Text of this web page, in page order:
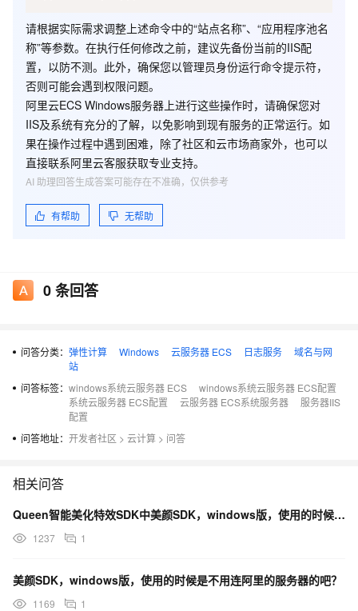
商家寻求帮助。
请根据实际需求调整上述命令中的“站点名称”、“应用程序池名
称”等参数。在执行任何修改之前，建议先备份当前的IIS配
置，以防不测。此外，确保您以管理员身份运行命令提示符，
否则可能会遇到权限问题。
阿里云ECS Windows服务器上进行这些操作时，请确保您对
IIS及系统有充分的了解，以免影响到现有服务的正常运行。如
果在操作过程中遇到困难，除了社区和云市场商家外，也可以
直接联系阿里云客服获取专业支持。
有帮助 无帮助
AI 助理回答生成答案可能存在不准确，仅供参考
0条回答
问答分类： 弹性计算 Windows 云服务器 ECS 日志服务
域名与网
站
问答标签： windows系统云服务器 ECS
windows系统云服务器 ECS配置
系统云服务器 ECS配置
云服务器 ECS系统服务器
服务器IIS
配置
问答地址： 开发者社区 > 云计算 > 问答
相关问答
Queen智能美化特效SDK中美颜SDK，windows版，使用的时候是不用连阿里的服务器的吧？
1237 1
美颜SDK，windows版，使用的时候是不用连阿里的服务器的吧？
1169 1